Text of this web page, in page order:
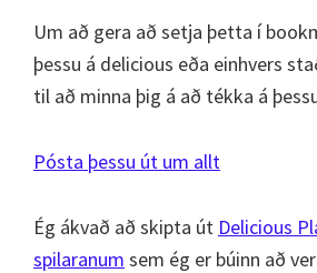
Um að gera að setja þetta í
þessu á delicious eða einhvers
til að minna þig á að tékka á
Pósta þessu út um allt
Ég ákvað að skipta út Delicious
spilaranum sem ég er búinn að